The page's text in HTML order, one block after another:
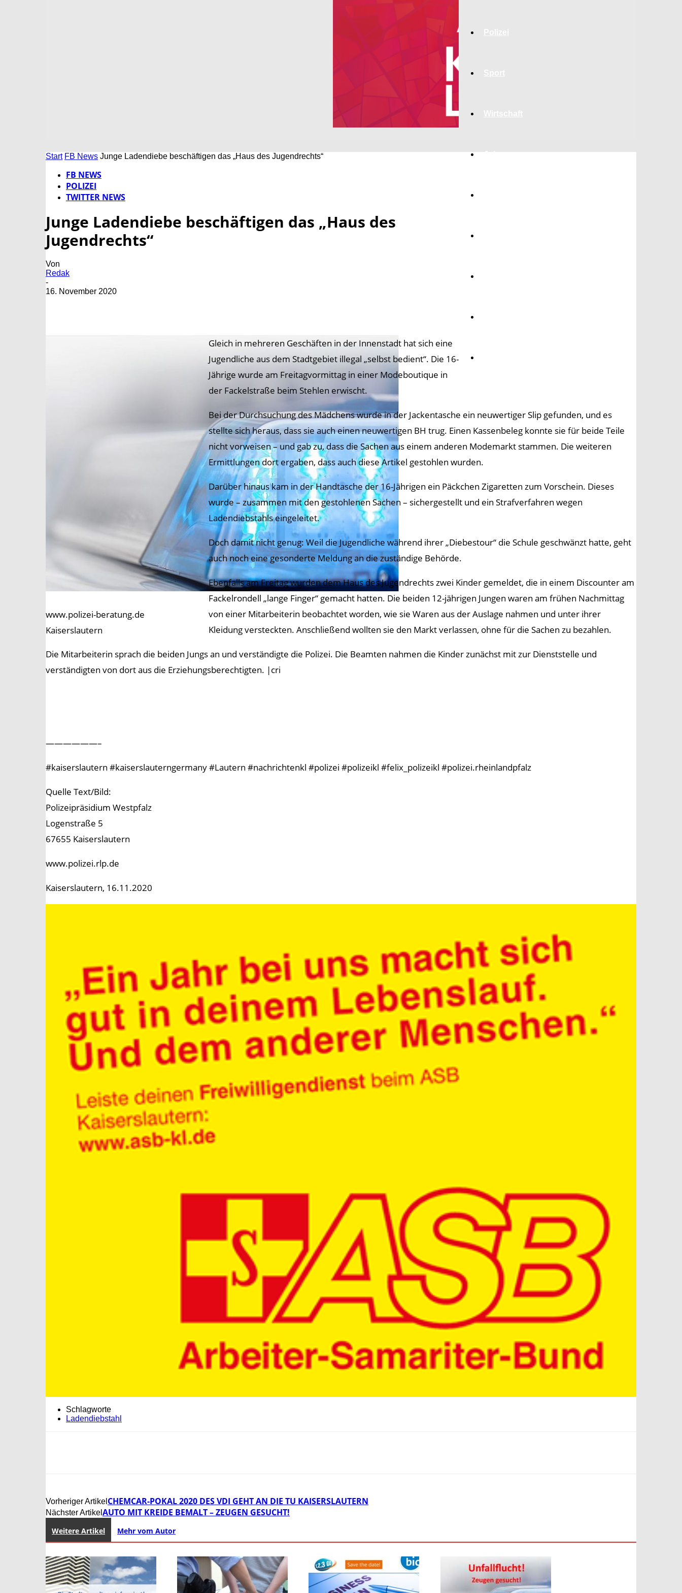
Jobs
Start FB News Junge Ladendiebe beschäftigen das „Haus des Jugendrechts“
FB NEWS
POLIZEI
TWITTER NEWS
Junge Ladendiebe beschäftigen das „Haus des
Jugendrechts“
Von
Redak
-
16. November 2020
www.polizei-beratung.de
Kaiserslautern
Gleich in mehreren Geschäften in der Innenstadt hat sich eine
Jugendliche aus dem Stadtgebiet illegal „selbst bedient“. Die 16-
Jährige wurde am Freitagvormittag in einer Modeboutique in
der Fackelstraße beim Stehlen erwischt.
Bei der Durchsuchung des Mädchens wurde in der Jackentasche ein neuwertiger Slip gefunden, und es
stellte sich heraus, dass sie auch einen neuwertigen BH trug. Einen Kassenbeleg konnte sie für beide Teile
nicht vorweisen – und gab zu, dass die Sachen aus einem anderen Modemarkt stammen. Die weiteren
Ermittlungen dort ergaben, dass auch diese Artikel gestohlen wurden.
Darüber hinaus kam in der Handtasche der 16-Jährigen ein Päckchen Zigaretten zum Vorschein. Dieses
wurde – zusammen mit den gestohlenen Sachen – sichergestellt und ein Strafverfahren wegen
Ladendiebstahls eingeleitet.
Doch damit nicht genug: Weil die Jugendliche während ihrer „Diebestour“ die Schule geschwänzt hatte, geht
auch noch eine gesonderte Meldung an die zuständige Behörde.
Ebenfalls am Freitag wurden dem Haus des Jugendrechts zwei Kinder gemeldet, die in einem Discounter am
Fackelrondell „lange Finger“ gemacht hatten. Die beiden 12-jährigen Jungen waren am frühen Nachmittag
von einer Mitarbeiterin beobachtet worden, wie sie Waren aus der Auslage nahmen und unter ihrer
Kleidung versteckten. Anschließend wollten sie den Markt verlassen, ohne für die Sachen zu bezahlen.
Die Mitarbeiterin sprach die beiden Jungs an und verständigte die Polizei. Die Beamten nahmen die Kinder zunächst mit zur Dienststelle und
verständigten von dort aus die Erziehungsberechtigten. |cri
——————–
#kaiserslautern #kaiserslauterngermany #Lautern #nachrichtenkl #polizei #polizeikl #felix_polizeikl #polizei.rheinlandpfalz
Quelle Text/Bild:
Polizeipräsidium Westpfalz
Logenstraße 5
67655 Kaiserslautern
www.polizei.rlp.de
Kaiserslautern, 16.11.2020
Schlagworte
Ladendiebstahl
Vorheriger Artikel CHEMCAR-POKAL 2020 DES VDI GEHT AN DIE TU KAISERSLAUTERN
Nächster Artikel AUTO MIT KREIDE BEMALT – ZEUGEN GESUCHT!
Weitere Artikel Mehr vom Autor